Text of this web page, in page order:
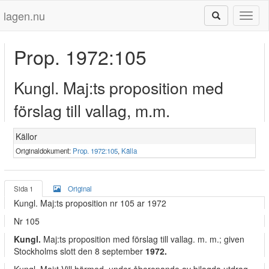
lagen.nu
Prop. 1972:105
Kungl. Maj:ts proposition med
förslag till vallag, m.m.
Källor
Originaldokument: Prop. 1972:105, Källa
Sida 1 Original
Kungl. Maj:ts proposition nr 105 ar 1972
Nr 105
Kungl. Maj:ts proposition med förslag till vallag. m. m.; given
Stockholms slott den 8 september 1972.